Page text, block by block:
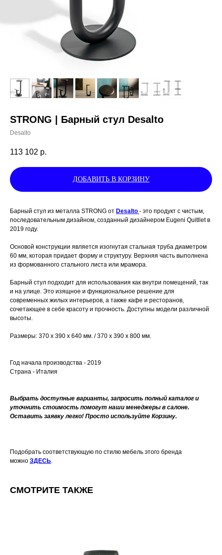
STRONG | Барный стул Desalto
Desalto
113 102 р.
ДОБАВИТЬ В КОРЗИНУ
Барный стул из металла STRONG от Desalto - это продукт с чистым,
последовательным дизайном, созданный дизайнером Eugeni Quitllet в
2019 году.
Основой конструкции является изогнутая стальная труба диаметром
60 мм, которая придает форму и структуру. Верхняя часть выполнена
из формованного стального листа или мрамора.
Барный стул подходит для использования как внутри помещений, так
и на улице. Это изящное и функциональное решение для
современных жилых интерьеров, а также кафе и ресторанов,
сочетающее в себе красоту и прочность. Доступны модели различной
высоты.
Размеры: 370 x 390 x 640 мм. / 370 x 390 x 800 мм.
Год начала производства - 2019
Страна - Италия
Выбрать доступные варианты, запросить полный каталог и
уточнить стоимость помогут наши менеджеры в салоне.
Оставить заявку легко! Просто используйте Корзину.
Подобрать соответствующую по стилю мебель этого бренда
можно ЗДЕСЬ.
СМОТРИТЕ ТАКЖЕ